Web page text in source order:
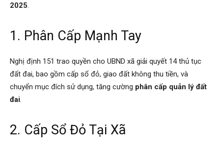
2025.
1. Phân Cấp Mạnh Tay
Nghị định 151 trao quyền cho UBND xã giải quyết 14 thủ tục
đất đai, bao gồm cấp sổ đỏ, giao đất không thu tiền, và
chuyển mục đích sử dụng, tăng cường phân cấp quản lý đất
đai.
2. Cấp Sổ Đỏ Tại Xã